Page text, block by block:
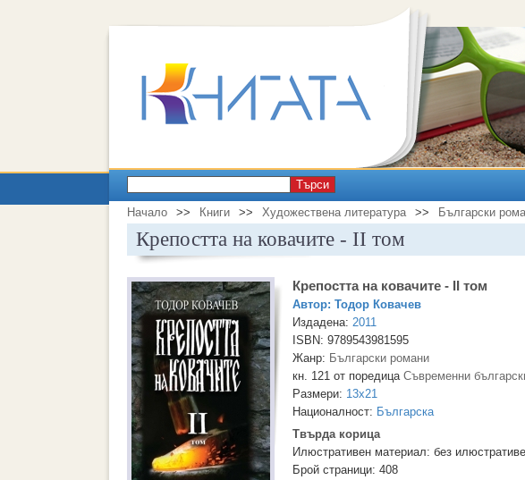
Търси
Начало >> Книги >> Художествена литература >> Български
Крепостта на ковачите - II том
Крепостта на ковачите - II том
Автор: Тодор Ковачев
Издадена: 2011
ISBN: 9789543981595
Жанр: Български романи
кн. 121 от поредица Съвременни
Размери: 13x21
Националност: Българска
Твърда корица
Илюстративен материал: без
Брой страници: 408